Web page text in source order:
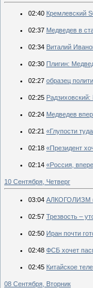
02:40 Кремлевский
02:37 Медведев в
02:34 Виталий
02:30 Плигин:
02:27 образец
02:25
02:24 Медведев
02:21 «Глупости
02:18 «Президент
02:14 «Россия,
10 Сентября, Четверг
03:04 АЛКОГОЛИЗМ
02:57 Трезвость –
02:50 Иран почти
02:48 ФСБ хочет
02:45 Китайское
08 Сентября, Вторник